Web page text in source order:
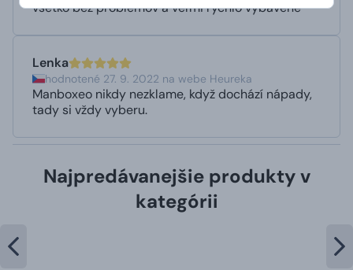
všetko bez problémov a veľmi rýchlo vybavené
Lenka
hodnotené 27. 9. 2022 na webe Heureka
Manboxeo nikdy nezklame, když dochází nápady,
tady si vždy vyberu.
Najpredávanejšie produkty v
kategórii